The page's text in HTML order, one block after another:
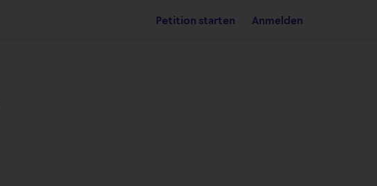
Petition starten Anmelden